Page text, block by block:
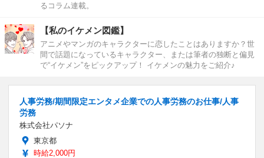
るコラム連載。
【私のイケメン図鑑】
アニメやマンガのキャラクターに恋したことはありますか？世
間で話題になっているキャラクター、または筆者の独断と偏見
で“イケメン”をピックアップ！ イケメンの魅力をご紹介♪
人事労務/期間限定エンタメ企業での人事労務のお仕事/人事
労務
株式会社パソナ
東京都
時給2,000円